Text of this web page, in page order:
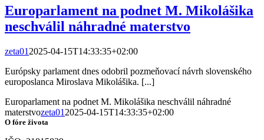
Europarlament na podnet M. Mikolášika
neschválil náhradné materstvo
zeta01 2025-04-15T14:33:35+02:00
Európsky parlament dnes odobril pozmeňovací návrh slovenského
europoslanca Miroslava Mikolášika. [...]
Europarlament na podnet M. Mikolášika neschválil náhradné
materstvozeta01 2025-04-15T14:33:35+02:00
O fóre života